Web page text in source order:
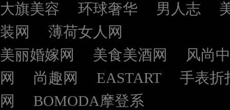
大旗美容
环球奢华 男人志
装网
薄荷女人网
美丽婚嫁网
美食美酒网
风尚
网
尚趣网 EASTART
手表折
网
BOMODA摩登系